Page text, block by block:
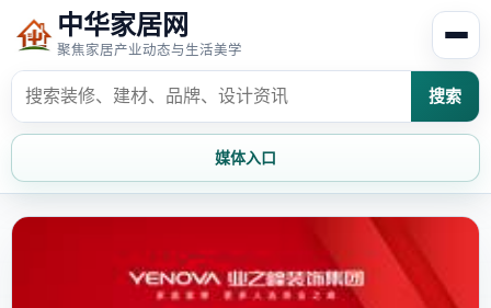
中华家居网
聚焦家居产业动态与生活美学
搜索
媒体入口
家居欣赏